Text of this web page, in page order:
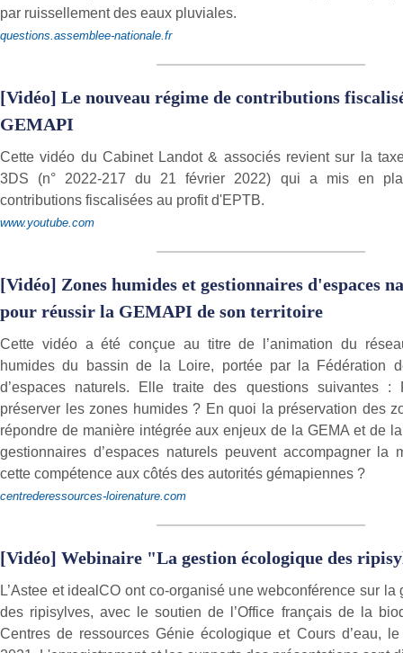
par ruissellement des eaux pluviales.
questions.assemblee-nationale.fr
[Vidéo] Le nouveau régime de contributions
GEMAPI
Cette vidéo du Cabinet Landot & associés revient sur la
3DS (n° 2022-217 du 21 février 2022) qui a mis en
contributions fiscalisées au profit d'EPTB.
www.youtube.com
[Vidéo] Zones humides et gestionnaires d'espaces
pour réussir la GEMAPI de son territoire
Cette vidéo a été conçue au titre de l’animation du
humides du bassin de la Loire, portée par la Fédération
d’espaces naturels. Elle traite des questions suivantes :
préserver les zones humides ? En quoi la préservation des
répondre de manière intégrée aux enjeux de la GEMA et de
gestionnaires d’espaces naturels peuvent accompagner
cette compétence aux côtés des autorités gémapiennes ?
centrederessources-loirenature.com
[Vidéo] Webinaire "La gestion écologique des
L’Astee et idealCO ont co-organisé une webconférence sur
des ripisylves, avec le soutien de l’Office français de la
Centres de ressources Génie écologique et Cours d’eau,